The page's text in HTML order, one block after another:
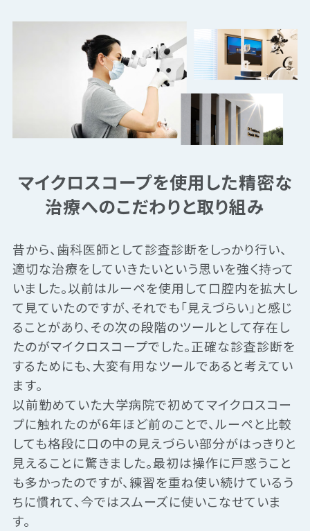
マイクロスコープを使用した精密な
治療へのこだわりと取り組み
昔から、歯科医師として診査診断をしっかり行い、
適切な治療をしていきたいという思いを強く持って
いました。以前はルーペを使用して口腔内を拡大し
て見ていたのですが、それでも「見えづらい」と感じ
ることがあり、その次の段階のツールとして存在し
たのがマイクロスコープでした。正確な診査診断を
するためにも、大変有用なツールであると考えてい
ます。
以前勤めていた大学病院で初めてマイクロスコー
プに触れたのが6年ほど前のことで、ルーペと比較
しても格段に口の中の見えづらい部分がはっきりと
見えることに驚きました。最初は操作に戸惑うこと
も多かったのですが、練習を重ね使い続けているう
ちに慣れて、今ではスムーズに使いこなせていま
す。